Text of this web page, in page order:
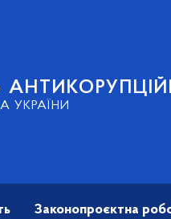
УКРАЇНИ
Законопроєктна